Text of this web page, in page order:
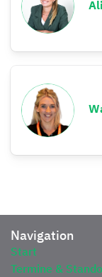
Navigation
Start
Termine &